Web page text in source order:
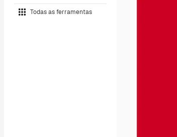
Todas as ferramentas